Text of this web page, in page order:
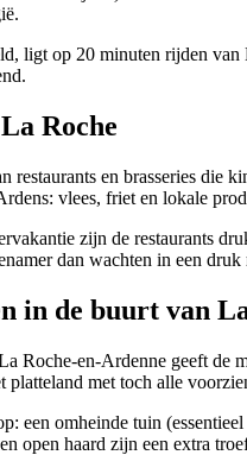
ligt op 20 minuten rijden
Roche
restaurants en brasseries
vlees, friet en lokale
zijn de restaurants
dan wachten in een
in de buurt van
Roche-en-Ardenne geeft de
platteland met toch alle
een omheinde tuin
open haard zijn een extra